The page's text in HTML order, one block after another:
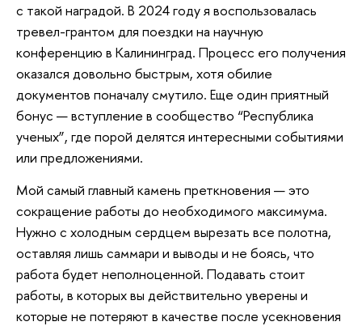
с такой наградой. В 2024 году я воспользовалась
тревел-грантом для поездки на научную
конференцию в Калининград. Процесс его получения
оказался довольно быстрым, хотя обилие
документов поначалу смутило. Еще один приятный
бонус — вступление в сообщество “Республика
ученых”, где порой делятся интересными событиями
или предложениями.
Мой самый главный камень преткновения — это
сокращение работы до необходимого максимума.
Нужно с холодным сердцем вырезать все полотна,
оставляя лишь саммари и выводы и не боясь, что
работа будет неполноценной. Подавать стоит
работы, в которых вы действительно уверены и
которые не потеряют в качестве после усекновения